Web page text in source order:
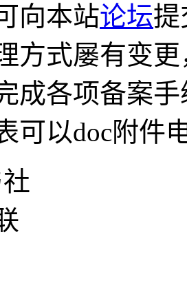
向本站论坛提
方式屡有变
成各项备案
可以doc附件